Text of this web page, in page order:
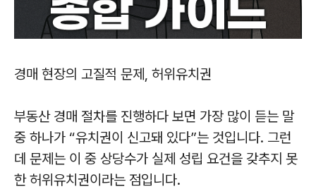
경매 현장의 고질적 문제, 허위유치권
부동산 경매 절차를 진행하다 보면 가장 많이 듣는 말
중 하나가 “유치권이 신고돼 있다”는 것입니다. 그런
데 문제는 이 중 상당수가 실제 성립 요건을 갖추지 못
한 허위유치권이라는 점입니다.